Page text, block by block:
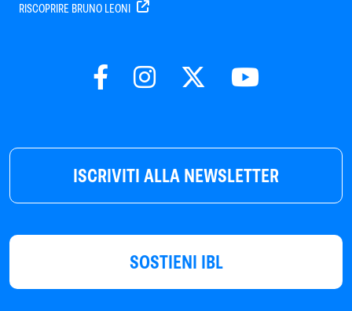
ISCRIVITI ALLA NEWSLETTER
SOSTIENI IBL
RISCOPRIRE BRUNO LEONI